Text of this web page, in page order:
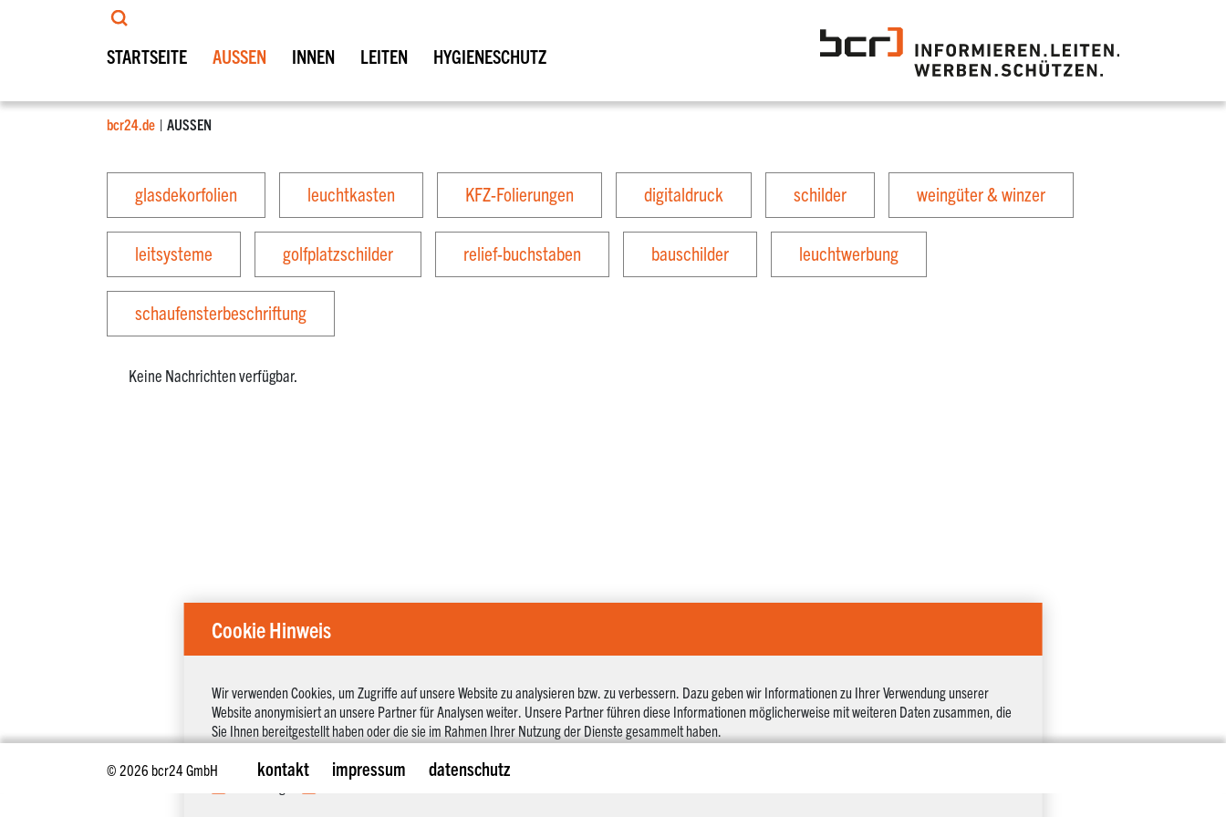
STARTSEITE AUSSEN INNEN LEITEN HYGIENESCHUTZ
bcr24.de AUSSEN
glasdekorfolien leuchtkasten KFZ-Folierungen digitaldruck schilder weingüter & winzer
leitsysteme golfplatzschilder relief-buchstaben bauschilder leuchtwerbung
schaufensterbeschriftung
Keine Nachrichten verfügbar.
© 2026 bcr24 GmbH kontakt impressum datenschutz
Cookie Hinweis
Wir verwenden Cookies, um Zugriffe auf unsere Website zu analysieren bzw. zu verbessern. Dazu geben wir Informationen zu Ihrer Verwendung unserer
Website anonymisiert an unsere Partner für Analysen weiter. Unsere Partner führen diese Informationen möglicherweise mit weiteren Daten zusammen, die
Sie Ihnen bereitgestellt haben oder die sie im Rahmen Ihrer Nutzung der Dienste gesammelt haben.